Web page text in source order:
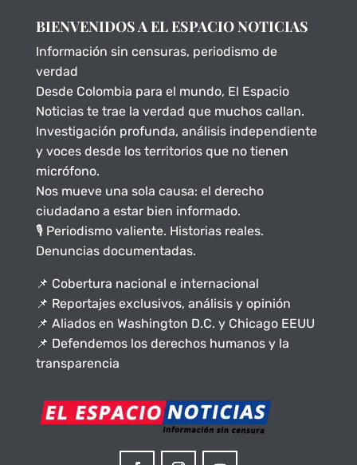
BIENVENIDOS A EL ESPACIO NOTICIAS
Información sin censuras, periodismo de
verdad
Desde Colombia para el mundo, El Espacio
Noticias te trae la verdad que muchos callan.
Investigación profunda, análisis independiente
y voces desde los territorios que no tienen
micrófono.
Nos mueve una sola causa: el derecho
ciudadano a estar bien informado.
🎙️ Periodismo valiente. Historias reales.
Denuncias documentadas.
📌 Cobertura nacional e internacional
📌 Reportajes exclusivos, análisis y opinión
📌 Aliados en Washington D.C. y Chicago EEUU
📌 Defendemos los derechos humanos y la
transparencia